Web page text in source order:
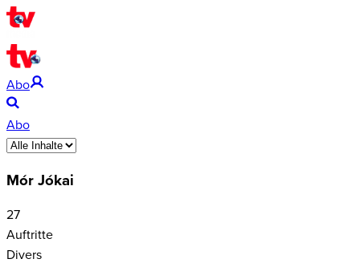
Abo
Abo
Mór Jókai
27
Auftritte
Divers